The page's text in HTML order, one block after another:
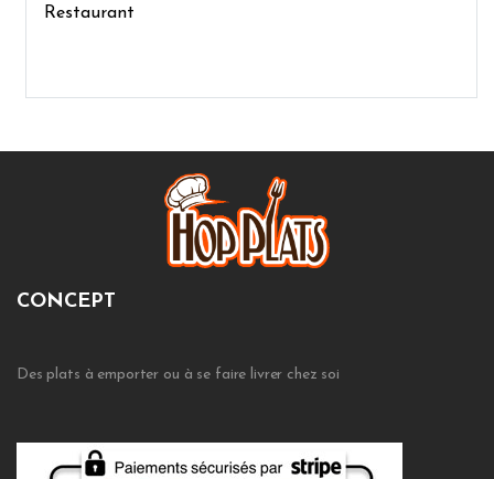
Restaurant
CONCEPT
Des plats à emporter ou à se faire livrer chez soi